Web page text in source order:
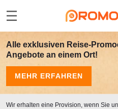
Alle exklusiven Reise-
Angebote an einem Ort!
MEHR ERFAHREN
Wir erhalten eine Provision, wenn Sie